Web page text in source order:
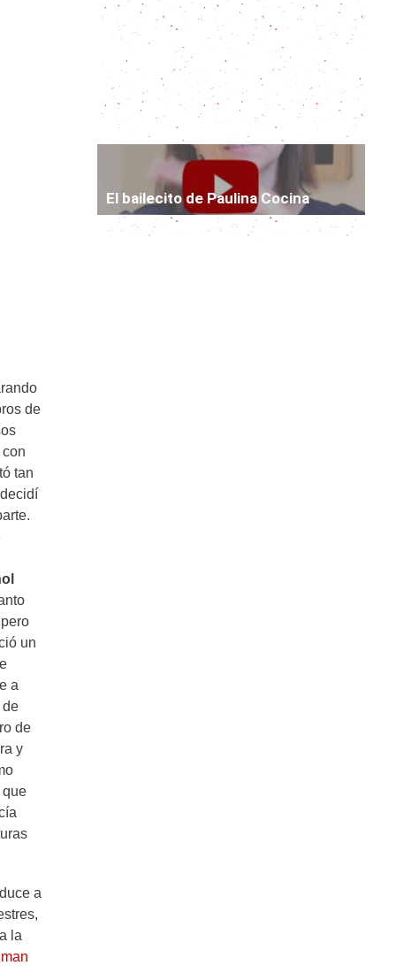
de
tan
un
a
de
de
y
que
a
la
Cómo hacer un colgante para
macetas
Las tortillas de harina o rapiditas
para tener siempre listas en casa
El bailecito de Paulina Cocina